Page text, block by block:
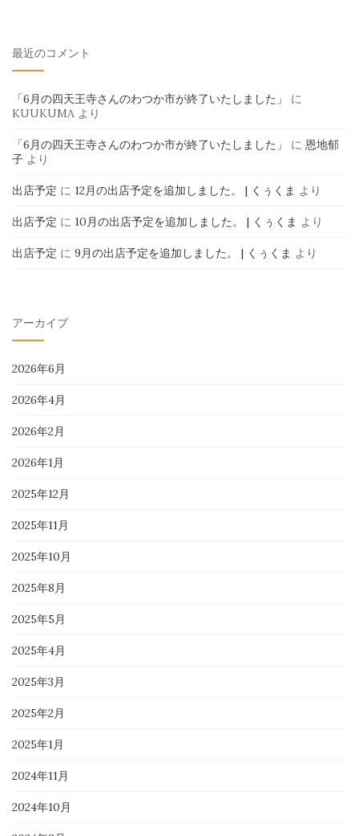
最近のコメント
「6月の四天王寺さんのわつか市が終了いたしました」
に
KUUKUMA より
「6月の四天王寺さんのわつか市が終了いたしました」 に 恩地郁
子 より
出店予定 に 12月の出店予定を追加しました。 | くぅくま より
出店予定 に 10月の出店予定を追加しました。 | くぅくま より
出店予定 に 9月の出店予定を追加しました。 | くぅくま より
アーカイブ
2026年6月
2026年4月
2026年2月
2026年1月
2025年12月
2025年11月
2025年10月
2025年8月
2025年5月
2025年4月
2025年3月
2025年2月
2025年1月
2024年11月
2024年10月